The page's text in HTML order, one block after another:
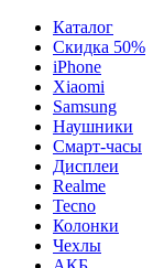
Каталог
Скидка 50%
iPhone
Xiaomi
Samsung
Наушники
Смарт-часы
Дисплеи
Realme
Tecno
Колонки
Чехлы